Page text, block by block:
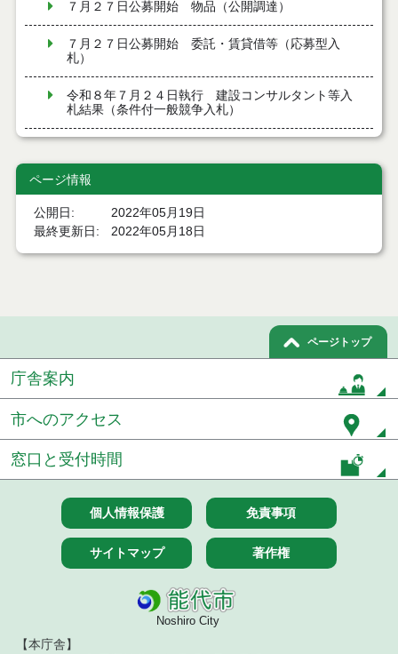
７月２７日公募開始 物品（公開調達）
７月２７日公募開始 委託・賃貸借等（応募型入
札）
令和８年７月２４日執行 建設コンサルタント等入
札結果（条件付一般競争入札）
令和８年７月２２日執行 委託・賃貸借等見積徴取
７月２１日公告開始 建設コンサルタント等（条件
付一般競争入札）（電子入札）
令和８年７月１７日執行 委託・賃貸借等入札結果
令和８年７月１7日執行 工事入札結果（条件付一般
令和８年７月１５日執行 委託・賃貸借等見積徴取
結果
７月１４日公告開始 建設工事（条件付一般競争入
札）（電子入札）
７月１４日公告開始 建設コンサルタント等（条件
付一般競争入札）（電子入札）
札結果（条件付一般競争入札）
令和８年７月１０日執行 物品（応募型入札等）結
果
ページ情報
公開日
2022年05月19日
最終更新日
2022年05月18日
ページトップ
庁舎案内
市へのアクセス
窓口と受付時間
個人情報保護 免責事項
サイトマップ 著作権
Noshiro City
【本庁舎】